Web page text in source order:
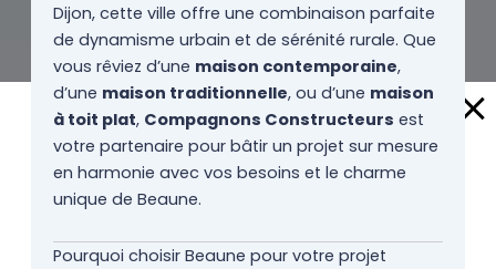
Dijon, cette ville offre une combinaison parfaite
de dynamisme urbain et de sérénité rurale. Que
vous rêviez d’une maison contemporaine,
d’une maison traditionnelle, ou d’une maison
à toit plat, Compagnons Constructeurs est
votre partenaire pour bâtir un projet sur mesure
en harmonie avec vos besoins et le charme
unique de Beaune.
Pourquoi choisir Beaune pour votre projet